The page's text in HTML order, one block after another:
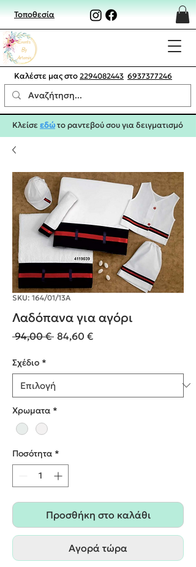
Τοποθεσία
Καλέστε μας στο 2294082443 6937377246
Κλείσεεδώτο ραντεβού σου για δειγματισμό
SKU: 164/01/13Α
Λαδόπανα για αγόρι
94,00 € Κανονική
84,60 €Τιμή
Σχέδιο *
Χρωματα *
Ποσότητα *
Προσθήκη στο καλάθι
Αγορά τώρα